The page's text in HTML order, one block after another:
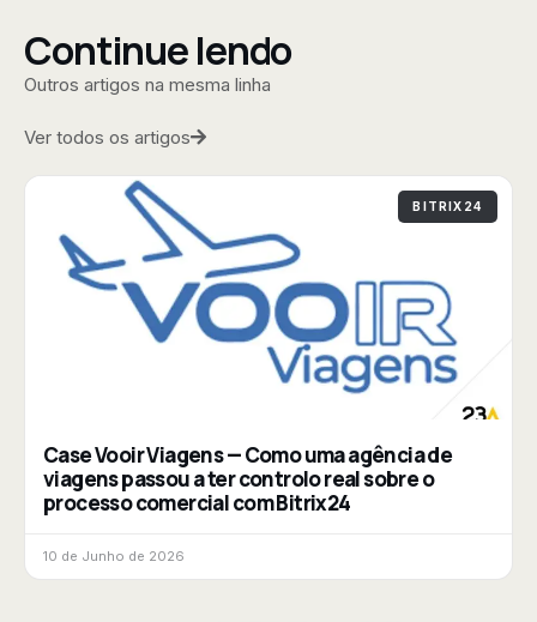
Continue lendo
Outros artigos na mesma linha
Ver todos os artigos
BITRIX24
Case Vooir Viagens — Como uma agência de
viagens passou a ter controlo real sobre o
processo comercial com Bitrix24
10 de Junho de 2026